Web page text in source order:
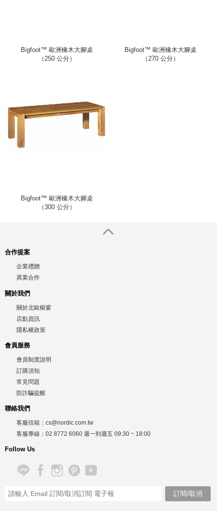
Bigfoot™ 歐洲橡木大腳桌
（250 公分）
Bigfoot™ 歐洲橡木大腳桌
（270 公分）
Bigfoot™ 歐洲橡木大腳桌
（300 公分）
合作提案
企業禮贈
異業合作
關於我們
關於北歐櫥窗
店點資訊
隱私權政策
會員服務
會員制度說明
訂購須知
常見問題
防詐騙提醒
聯絡我們
客服信箱： cs@nordic.com.tw
客服專線： 02 8772 6060 週一到週五 09:30 ~ 18:00
Follow Us